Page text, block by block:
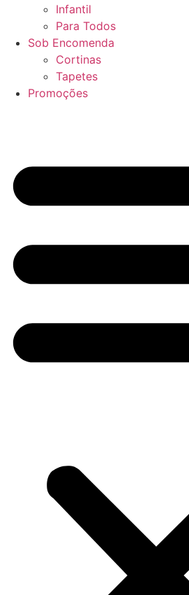
Infantil
Para Todos
Sob Encomenda
Cortinas
Tapetes
Promoções